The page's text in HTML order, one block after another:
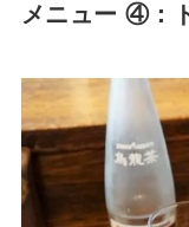
メニュー ④：